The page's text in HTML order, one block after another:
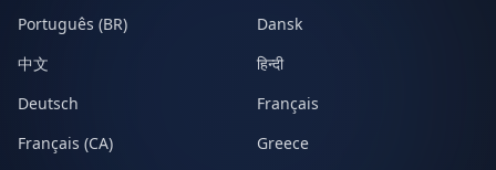
Português (BR)
Dansk
中文
हिन्दी
Deutsch
Français
Français (CA)
Greece